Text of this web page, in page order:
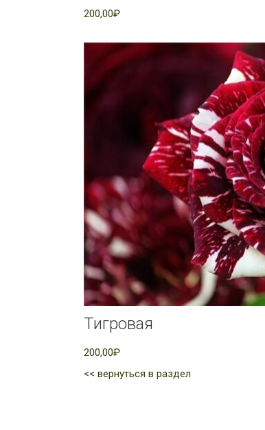
200,00₽
Тигровая
200,00₽
<< вернуться в раздел